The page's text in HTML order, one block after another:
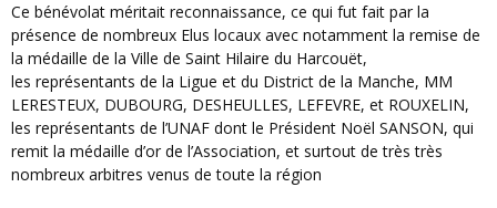
Ce bénévolat méritait reconnaissance, ce qui fut fait par la
présence de nombreux Elus locaux avec notamment la remise de
la médaille de la Ville de Saint Hilaire du Harcouët,
les représentants de la Ligue et du District de la Manche, MM
LERESTEUX, DUBOURG, DESHEULLES, LEFEVRE, et ROUXELIN,
les représentants de l’UNAF dont le Président Noël SANSON, qui
remit la médaille d’or de l’Association, et surtout de très très
nombreux arbitres venus de toute la région